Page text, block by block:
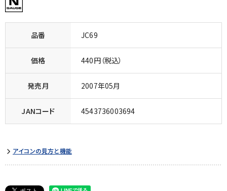
品番 JC69
価格 440円（税込）
発売月 2007年05月
JANコード 4543736003694
アイコンの見方と機能